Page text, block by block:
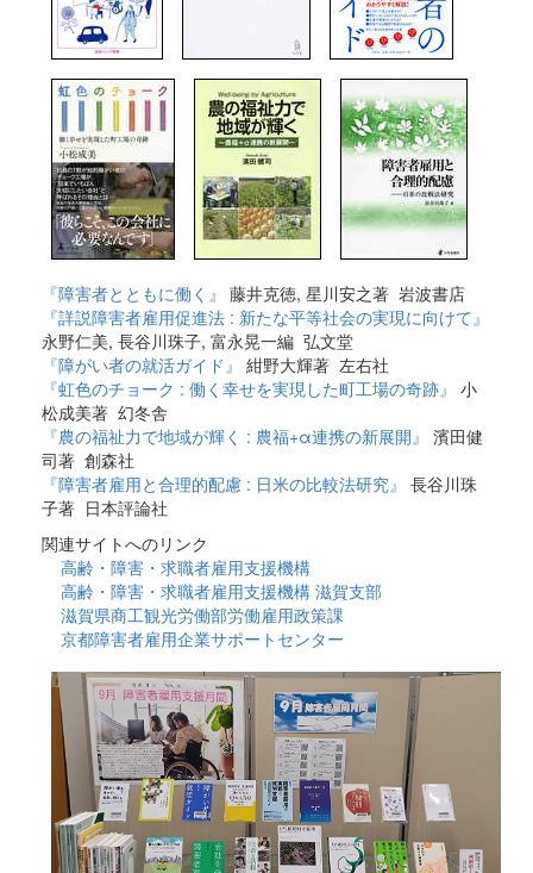
『障害者とともに働く』 藤井克徳, 星川安之著 岩波書店
『詳説障害者雇用促進法 : 新たな平等社会の実現に向けて』
永野仁美, 長谷川珠子, 富永晃一編 弘文堂
『障がい者の就活ガイド』 紺野大輝著 左右社
『虹色のチョーク : 働く幸せを実現した町工場の奇跡』 小
松成美著 幻冬舎
『農の福祉力で地域が輝く : 農福+α連携の新展開』 濱田健
司著 創森社
『障害者雇用と合理的配慮 : 日米の比較法研究』 長谷川珠
子著 日本評論社
関連サイトへのリンク
高齢・障害・求職者雇用支援機構
高齢・障害・求職者雇用支援機構 滋賀支部
滋賀県商工観光労働部労働雇用政策課
京都障害者雇用企業サポートセンター